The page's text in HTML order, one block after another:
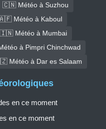
🇨🇳 Météo à Suzhou
Météo à Kaboul
🇮🇳 Météo à Mumbai
à Pimpri Chinchwad
Météo à Dar es Salaam
en ce moment
en ce moment